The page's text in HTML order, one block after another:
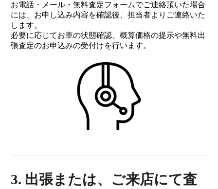
お電話・メール・無料査定フォームでご連絡頂いた場合
には、お申し込み内容を確認後、担当者よりご連絡いた
します。
必要に応じてお車の状態確認、概算価格の提示や無料出
張査定のお申込みの受付けを行います。
3. 出張または、ご来店にて査